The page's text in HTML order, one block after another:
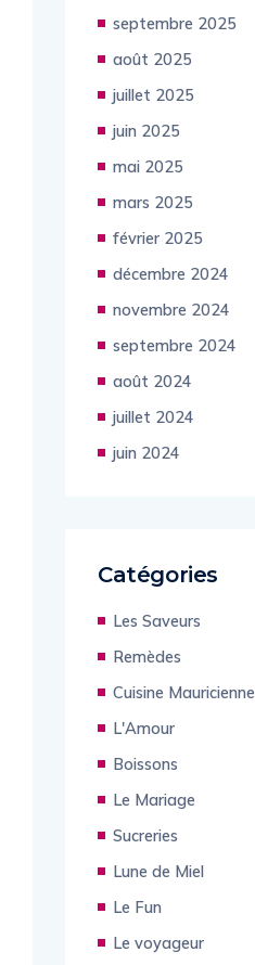
septembre 2025
août 2025
juillet 2025
juin 2025
mai 2025
mars 2025
février 2025
décembre 2024
novembre 2024
septembre 2024
août 2024
juillet 2024
juin 2024
Catégories
Les Saveurs
Remèdes
Cuisine Mauricienne
L'Amour
Boissons
Le Mariage
Sucreries
Lune de Miel
Le Fun
Le voyageur